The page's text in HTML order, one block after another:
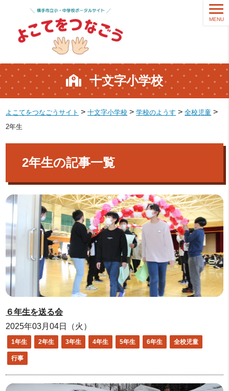
十文字小学校
MENU
よこてをつなごうサイト >十文字小学校 >学校のようす >全校児童 >
2年生
2年生の記事一覧
６年生を送る会
2025年03月04日（火）
1年生 2年生 3年生 4年生 5年生 6年生 全校児童
行事